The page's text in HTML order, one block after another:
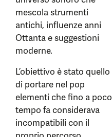
mescola strumenti
antichi, influenze anni
Ottanta e suggestioni
moderne.
L’obiettivo è stato quello
di portare nel pop
elementi che fino a poco
tempo fa considerava
incompatibili con il